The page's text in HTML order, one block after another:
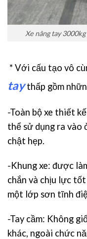
Xe nâng tay
* Với cấu tạo vô
taythấp gồm
-Toàn bộ xe thiết
thể sử dụng ra vào
chật hẹp.
-Khung xe: được
chắn và chịu lực
một lớp sơn tĩnh
-Tay cầm: Không
khác, ngoài chức